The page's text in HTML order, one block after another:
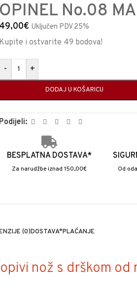
OPINEL No.08
49,00€ Uključen PDV 25%
Kupite i ostvarite 49 bodova!
- +
DODAJ U KOŠARICU
Podijeli:
BESPLATNA DOSTAVA*
Za narudžbe iznad 150,00€ Od
(0)DOSTAVA*PLAĆANJE
nož s drškom od